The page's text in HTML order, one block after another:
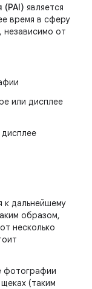
(PAI) является
время в сферу
независимо от
или дисплее
к дальнейшему
образом,
несколько
фотографии
(таким